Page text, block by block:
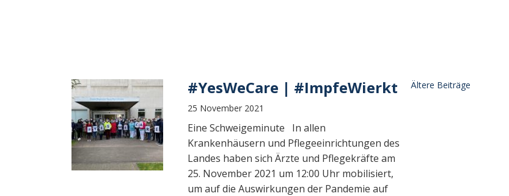
#YesWeCare | #ImpfeWierkt
25 November 2021
Eine Schweigeminute In allen
Krankenhäusern und Pflegeeinrichtungen des
Landes haben sich Ärzte und Pflegekräfte am
25. November 2021 um 12:00 Uhr mobilisiert,
um auf die Auswirkungen der Pandemie auf
Ältere Beiträge